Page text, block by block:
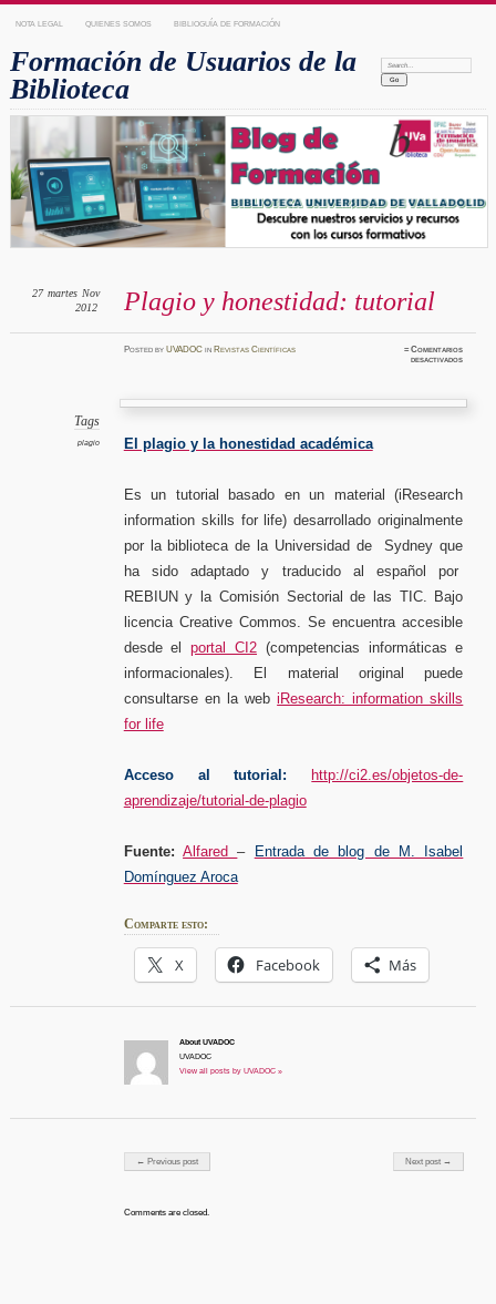
NOTA LEGAL QUIENES SOMOS BIBLIOGUÍA DE FORMACIÓN
Formación de Usuarios de la
Biblioteca
Search:
Plagio y honestidad: tutorial
27 martes Nov
2012
PostedbyUVADOC inRevistas Científicas ≈Comentarios
desactivadosen
tutorial
Tags
plagio El plagio y la honestidad académica
Es un tutorial basado en un material (iResearch
information skills for life) desarrollado originalmente
por la biblioteca de la Universidad de Sydney que
ha sido adaptado y traducido al español por
REBIUN y la Comisión Sectorial de las TIC. Bajo
licencia Creative Commos. Se encuentra accesible
desde elportal CI2 (competencias informáticas e
informacionales). El material original puede
consultarse en la webiResearch: information skills
for life
Acceso al tutorial:
http://ci2.es/objetos-de-
aprendizaje/tutorial-de-plagio
Fuente: Alfared–
Entrada de blog de M. Isabel
Domínguez Aroca
Comparte esto:
X Facebook Más
About UVADOC
UVADOC
View all posts by UVADOC »
Post navigation
← Previous post Next post →
Comments are closed.